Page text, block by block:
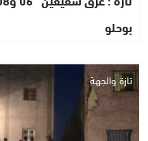
بوحلو
تازة والجهة